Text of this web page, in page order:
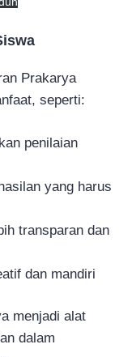
Prakarya
seperti:
penilaian
yang harus
transparan dan
dan mandiri
menjadi alat
dalam